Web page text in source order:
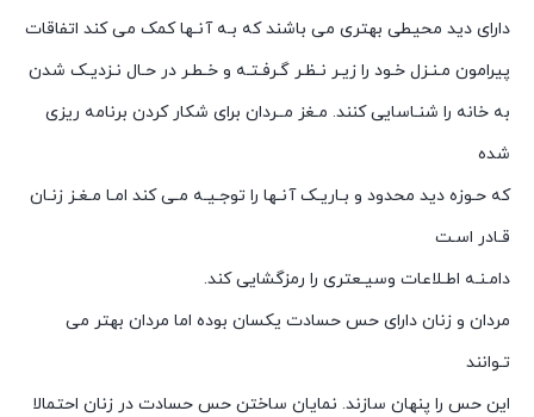
دارای دید محیطی بهتری می باشند که بـه آنـها کمک می کند اتفاقات
پیرامون مـنـزل خـود را زیـر نـظـر گـرفـتـه و خـطـر در حـال نـزدیـک شدن
به خانه را شنـاسایی کنند. مـغز مــردان برای شکار کردن برنامه ریزی
شده
که حـوزه دید محدود و بـاریـک آنـها را توجـیـه مـی کند امـا مـغـز زنـان
قـادر اسـت
دامـنـه اطـلاعات وسیـعتری را رمزگشایی کند.
مردان و زنان دارای حس حسادت یکسان بوده اما مردان بهتر می
تـوانند
این حس را پنهان سازند. نمایان ساختن حس حسادت در زنان احتمالا